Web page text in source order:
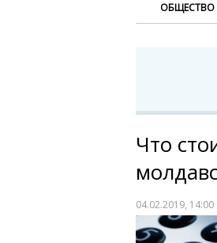
ОБЩЕСТВО
Что
04.02.2019, 14:00